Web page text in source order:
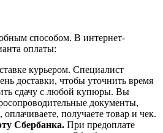
способом. В интернет-
оплаты:
курьером. Специалист
доставки, чтобы уточнить время
сдачу с любой купюры. Вы
документы,
оплачиваете, получаете товар и чек.
Сбербанка. При предоплате